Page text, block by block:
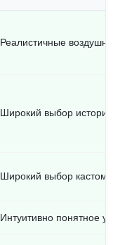
Реалистичные
Широкий выбор
Широкий выбор
Интуитивно понятное